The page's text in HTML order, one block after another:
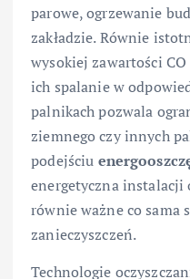
parowe, ogrzewanie
zakładzie. Równie
wysokiej zawartości
ich spalanie w
palnikach pozwala
ziemnego czy innych
podejściu
energetyczna instalacji
równie ważne co sama
zanieczyszczeń.
Technologie